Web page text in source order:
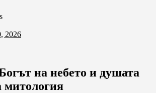
2026
на небето и душата
митология